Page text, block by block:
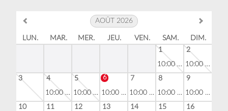
AOÛT 2026
LUN. MAR. MER. JEU. VEN. SAM.
DIM.
1
10:00 - 19:00
2
10:00 - 19:00
3
4
10:00 - 19:00
5
10:00 - 19:00
6
10:00 - 19:00
7
10:00 - 19:00
8
10:00 - 19:00
9
10:00 - 19:00
10
11
12
13
14
15
16